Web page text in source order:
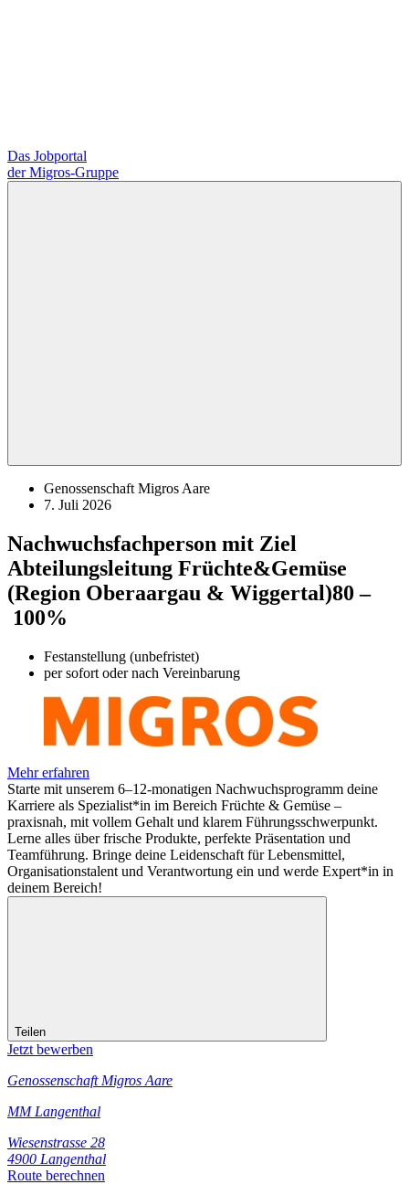
Das Jobportal
der Migros-Gruppe
Genossenschaft Migros Aare
7. Juli 2026
Nachwuchsfachperson mit Ziel
Abteilungsleitung Früchte&Gemüse
(Region Oberaargau & Wiggertal)80 –
100%
Festanstellung (unbefristet)
per sofort oder nach Vereinbarung
Mehr erfahren
Starte mit unserem 6–12-monatigen Nachwuchsprogramm deine
Karriere als Spezialist*in im Bereich Früchte & Gemüse –
praxisnah, mit vollem Gehalt und klarem Führungsschwerpunkt.
Lerne alles über frische Produkte, perfekte Präsentation und
Teamführung. Bringe deine Leidenschaft für Lebensmittel,
Organisationstalent und Verantwortung ein und werde Expert*in in
deinem Bereich!
Teilen
Jetzt bewerben
Genossenschaft Migros Aare
MM Langenthal
Wiesenstrasse 28
4900 Langenthal
Route berechnen